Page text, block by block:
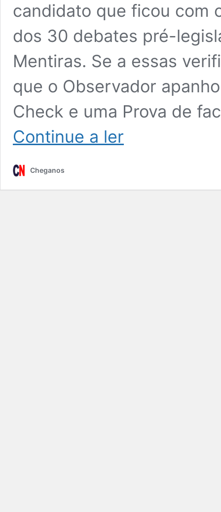
candidato que ficou com
dos 30 debates pré-
Mentiras. Se a essas
que o Observador
Check e uma Prova de
Continue a ler
Cheganos